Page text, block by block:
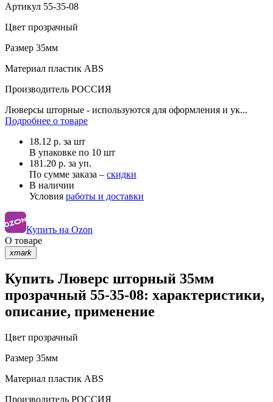
Артикул 55-35-08
Цвет прозрачный
Размер 35мм
Материал пластик АВS
Производитель РОССИЯ
Люверсы шторные - используются для оформления и ук...
Подробнее о товаре
18.12 р. за шт
В упаковке по 10 шт
181.20 р. за уп.
По сумме заказа – скидки
В наличии
Условия работы и доставки
Купить на Ozon
О товаре
xmark
Купить Люверс шторный 35мм
прозрачный 55-35-08: характеристики,
описание, применение
Цвет прозрачный
Размер 35мм
Материал пластик АВS
Производитель РОССИЯ